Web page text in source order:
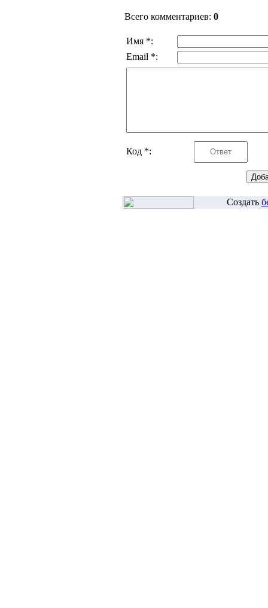
Всего комментариев: 0
Имя *:
Email *:
Код *:
Создать